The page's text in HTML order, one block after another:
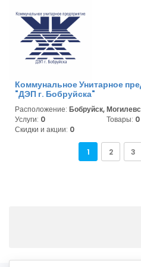
Коммунальное Унитарное
"ДЭП г. Бобруйска"
Расположение: Бобруйск,
Услуги: 0 Товары: 0
Скидки и акции: 0
1 2 3